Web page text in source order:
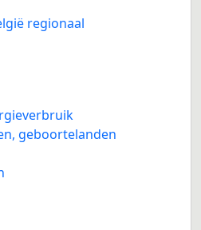
regionaal
geboortelanden